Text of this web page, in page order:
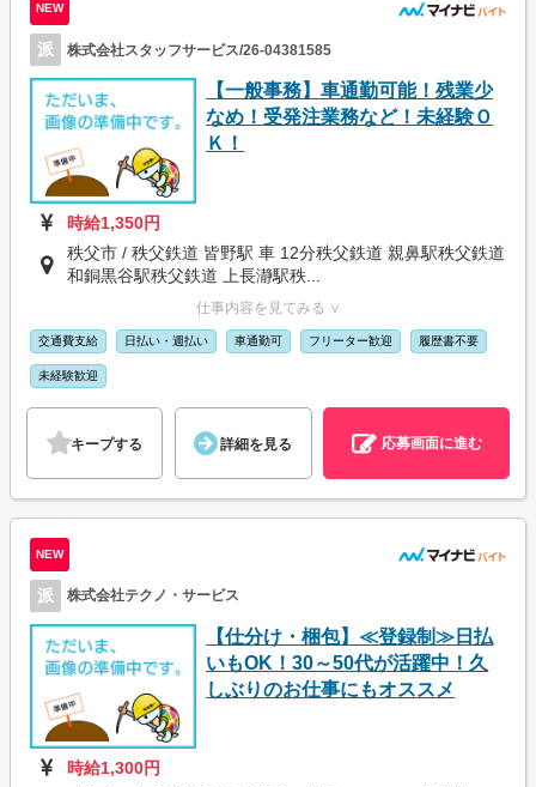
NEW
派 株式会社スタッフサービス/26-04381585
【一般事務】車通勤可能！残業少
なめ！受発注業務など！未経験Ｏ
Ｋ！
時給1,350円
秩父市 / 秩父鉄道 皆野駅 車 12分秩父鉄道 親鼻駅秩父鉄道
和銅黒谷駅秩父鉄道 上長瀞駅秩...
仕事内容を見てみる ∨
交通費支給 日払い・週払い 車通勤可 フリーター歓迎 履歴書不要
未経験歓迎
キープする 詳細を見る 応募画面に進む
NEW
派 株式会社テクノ・サービス
【仕分け・梱包】≪登録制≫日払
いもOK！30～50代が活躍中！久
しぶりのお仕事にもオススメ
時給1,300円